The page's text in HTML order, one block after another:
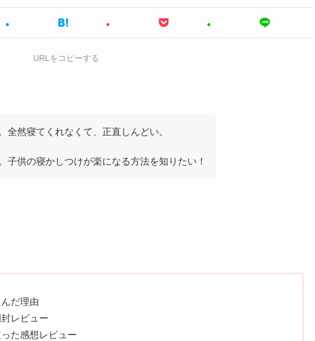
URLをコピーする
全然寝てくれなくて、正直しんどい。
子供の寝かしつけが楽になる方法を知りたい！
だ理由
レビュー
た感想レビュー